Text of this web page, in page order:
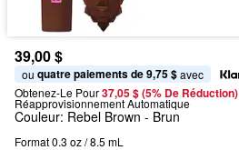
39,00 $
ou quatre paiements de 9,75 $ avec
Obtenez-Le Pour37,05 $ (5% De Réduction)
Réapprovisionnement Automatique
Couleur: Rebel Brown - Brun
Format 0.3 oz / 8.5 mL